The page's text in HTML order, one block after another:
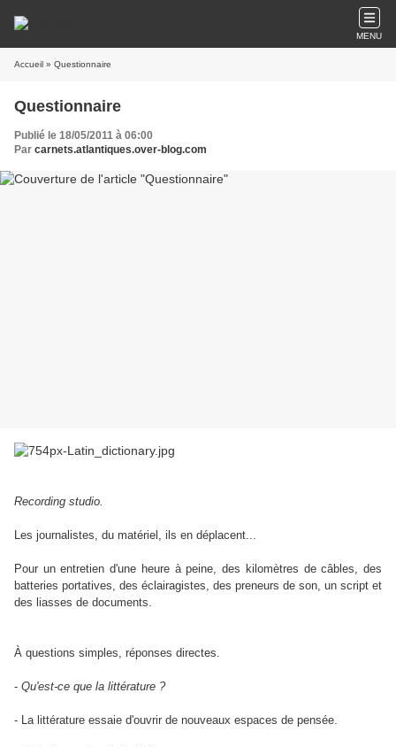
MENU
Accueil » Questionnaire
Questionnaire
Publié le 18/05/2011 à 06:00
Par carnets.atlantiques.over-blog.com
Recording studio.
Les journalistes, du matériel, ils en déplacent...
Pour un entretien d'une heure à peine, des kilomètres de câbles, des
batteries portatives, des éclairagistes, des preneurs de son, un script et
des liasses de documents.
À questions simples, réponses directes.
- Qu'est-ce que la littérature ?
- La littérature essaie d'ouvrir de nouveaux espaces de pensée.